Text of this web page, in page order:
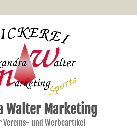
Walter Marketing
und Werbeartikel